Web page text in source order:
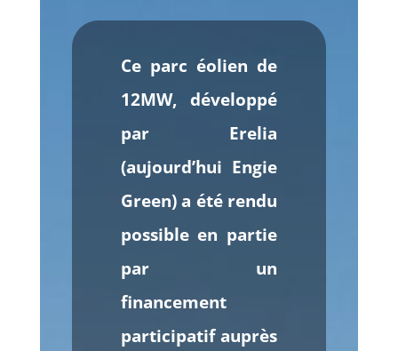
Ce parc éolien de
12MW, développé
par Erelia
(aujourd’hui Engie
Green) a été rendu
possible en partie
par un
financement
participatif auprès